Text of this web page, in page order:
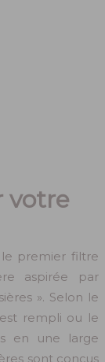
votre
premier filtre
aspirée par
». Selon le
rempli ou le
en une large
sont conçus